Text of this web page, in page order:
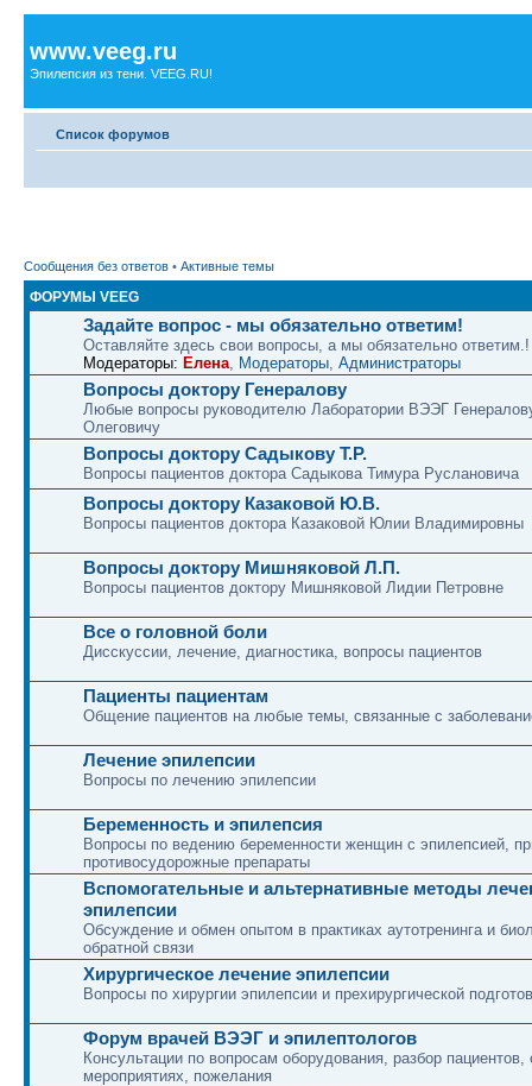
www.veeg.ru
Эпилепсия из тени. VEEG.RU!
Список форумов
Сообщения без ответов • Активные темы
ФОРУМЫ VEEG
Задайте вопрос - мы обязательно ответим!
Оставляйте здесь свои вопросы, а мы обязательно ответим.!
Модераторы: Елена, Модераторы, Администраторы
Вопросы доктору Генералову
Любые вопросы руководителю Лаборатории ВЭЭГ
Олеговичу
Вопросы доктору Садыкову Т.Р.
Вопросы пациентов доктора Садыкова Тимура Руслановича
Вопросы доктору Казаковой Ю.В.
Вопросы пациентов доктора Казаковой Юлии Владимировны
Вопросы доктору Мишняковой Л.П.
Вопросы пациентов доктору Мишняковой Лидии Петровне
Все о головной боли
Дисскуссии, лечение, диагностика, вопросы пациентов
Пациенты пациентам
Общение пациентов на любые темы, связанные с
Лечение эпилепсии
Вопросы по лечению эпилепсии
Беременность и эпилепсия
Вопросы по ведению беременности женщин с эпилепсией,
противосудорожные препараты
Вспомогательные и альтернативные методы
эпилепсии
Обсуждение и обмен опытом в практиках аутотренинга и
обратной связи
Хирургическое лечение эпилепсии
Вопросы по хирургии эпилепсии и прехирургической
Форум врачей ВЭЭГ и эпилептологов
Консультации по вопросам оборудования, разбор пациентов,
мероприятиях, пожелания